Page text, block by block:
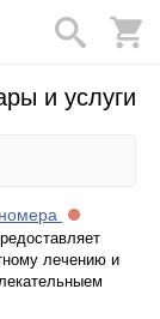
и услуги
лечению и